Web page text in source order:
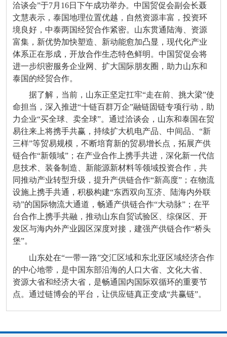
洽谈会”于7月16日下午成功举办。中国贸促会副会长聂
文慧表示，泰国地理位置优越，自然资源丰富，投资环
境良好，中泰两国经贸合作紧密。山东贯通陆海、资源
富集，新优势加快塑造、新动能愈加凸显，现代化产业
体系正在形成，开放合作生态特色鲜明。中国贸促会将
进一步织密服务企业网、扩大国际朋友圈，助力山东和
泰国的经贸合作。
据了解，当前，山东正坚定扛牢“走在前、挑大梁”使
命担当，深入推进“十链百群万企”融链固链专项行动，助
力企业“买全球、卖全球”。通过洽谈会，山东和泰国在贸
易往来上将携手共赢，持续扩大机电产品、中间品、“新
三样”等贸易规模，不断培育新的贸易增长点，拓展产供
链合作“新领域”；在产业合作上携手共进，深化新一代信
息技术、装备制造、新能源新材料等领域投资合作，共
同推动产业转型升级，提升产供链合作“新高度”；在物流
设施上携手共通，积极构建“东西双向互济、陆海内外联
动”的国际物流大通道，畅通产供链合作“大动脉”；在平
台合作上携手共融，推动山东自贸试验区、综保区、开
发区与海内外产业园区深度对接，建强产供链合作“桥头
堡”。
山东处在“一带一路”交汇区域和东北亚区域经济合作
的中心地带，是中国东部沿海的人口大省、文化大省、
资源大省和经济大省，是畅通国内国际双循环的重要节
点。通过链博会的平台，让供应链真正变成“共赢链”。